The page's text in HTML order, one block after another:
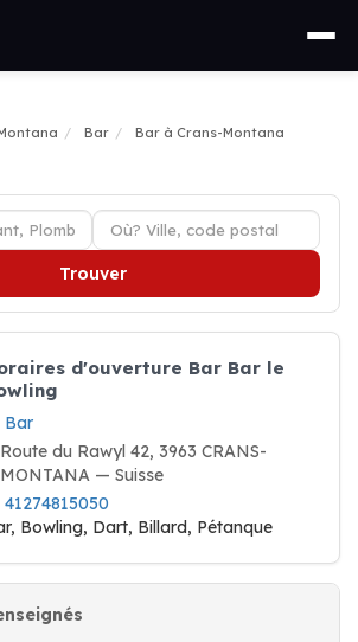
Bar
Bar à Crans-Montana
Trouver
d'ouverture Bar Bar le
Bar
Route du Rawyl 42, 3963 CRANS-
MONTANA — Suisse
41274815050
Bowling, Dart, Billard, Pétanque